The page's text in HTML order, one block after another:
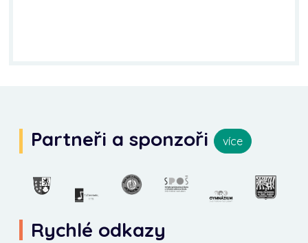
Partneři a sponzoři více
Rychlé odkazy